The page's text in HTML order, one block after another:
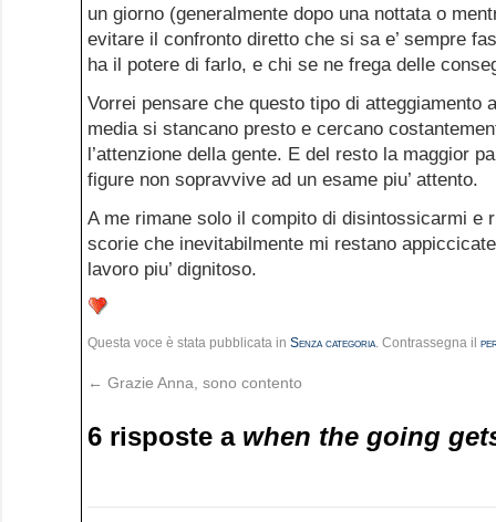
un giorno (generalmente dopo una nottata o
evitare il confronto diretto che si sa e’ sempre
ha il potere di farlo, e chi se ne frega delle
Vorrei pensare che questo tipo di atteggiamento
media si stancano presto e cercano
l’attenzione della gente. E del resto la maggior
figure non sopravvive ad un esame piu’ attento.
A me rimane solo il compito di disintossicarmi e
scorie che inevitabilmente mi restano
lavoro piu’ dignitoso.
Questa voce è stata pubblicata in Senza categoria. Contrassegna il
← Grazie Anna, sono contento
6 risposte a when the going